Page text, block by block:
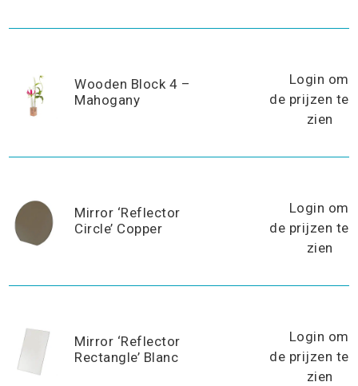
Wooden Block 4 –
Mahogany
Login om
de prijzen te
zien
Mirror ‘Reflector
Circle’ Copper
Login om
de prijzen te
zien
Mirror ‘Reflector
Rectangle’ Blanc
Login om
de prijzen te
zien